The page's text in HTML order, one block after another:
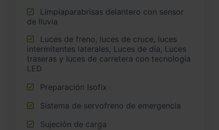
de lluvia
intermitentes laterales, Luces de día, Luces
traseras y luces de carretera con tecnología
LED
Preparación Isofix
Sistema de servofreno de emergencia
Sujeción de carga